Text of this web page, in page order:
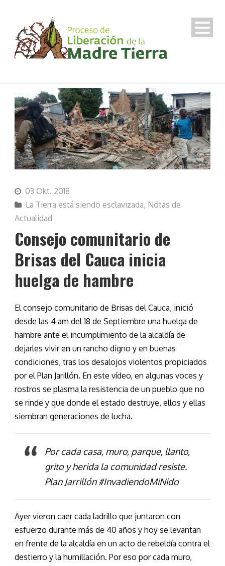
03 Okt. 2018
La Tierra está siendo esclavizada, Notas de
Actualidad
Consejo comunitario de
Brisas del Cauca inicia
huelga de hambre
El consejo comunitario de Brisas del Cauca, inició
desde las 4 am del 18 de Septiembre una huelga de
hambre ante el incumplimiento de la alcaldía de
dejarles vivir en un rancho digno y en buenas
condiciones, tras los desalojos violentos propiciados
por el Plan Jarillón. En este vídeo, en algunas voces y
rostros se plasma la resistencia de un pueblo que no
se rinde y que donde el estado destruye, ellos y ellas
siembran generaciones de lucha.
Por cada casa, muro, parque, llanto,
grito y herida la comunidad resiste.
Plan Jarrillón #InvadiendoMiNido
Ayer vieron caer cada ladrillo que juntaron con
esfuerzo durante más de 40 años y hoy se levantan
en frente de la alcaldía en un acto de rebeldía contra el
destierro y la humillación. Por eso por cada muro,